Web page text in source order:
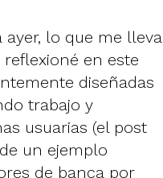
ayer, lo que me lleva
en este
diseñadas
trabajo y
usuarias (el post
un ejemplo
de banca por